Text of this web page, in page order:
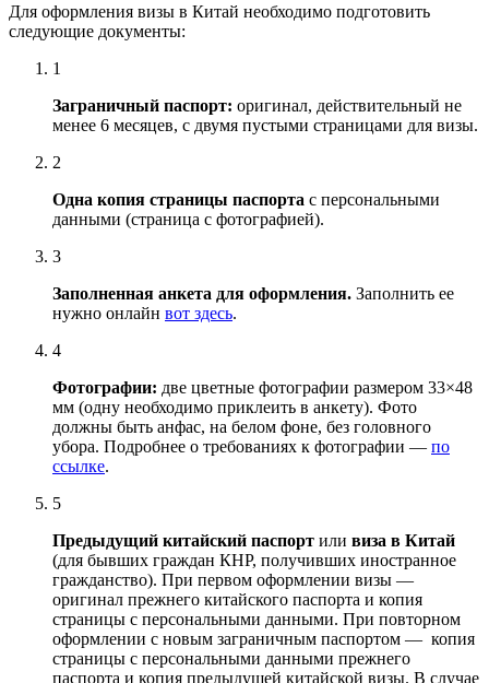
Для оформления визы в Китай необходимо подготовить
следующие документы:
1
Заграничный паспорт: оригинал, действительный не
менее 6 месяцев, с двумя пустыми страницами для визы.
2
Одна копия страницы паспорта с персональными
данными (страница с фотографией).
3
Заполненная анкета для оформления. Заполнить ее
нужно онлайн вот здесь.
4
Фотографии: две цветные фотографии размером 33×48
мм (одну необходимо приклеить в анкету). Фото
должны быть анфас, на белом фоне, без головного
убора. Подробнее о требованиях к фотографии — по
ссылке.
5
Предыдущий китайский паспорт или виза в Китай
(для бывших граждан КНР, получивших иностранное
гражданство). При первом оформлении визы —
оригинал прежнего китайского паспорта и копия
страницы с персональными данными. При повторном
оформлении с новым заграничным паспортом — копия
страницы с персональными данными прежнего
паспорта и копия предыдущей китайской визы. В случае